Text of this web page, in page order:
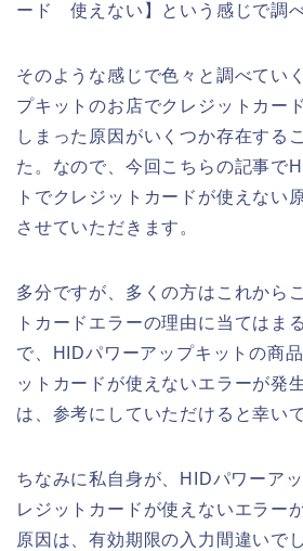
ード 使えない】という感じで調べ
そのような感じで色々と調べてい
プキットのお店でクレジットカー
しまった原因がいくつか存在する
た。なので、今回こちらの記事で
トでクレジットカードが使えない
させていただきます。
多分ですが、多くの方はこれから
トカードエラーの理由に当てはま
で、HIDパワーアップキットの商
ットカードが使えないエラーが発
は、参考にしていただけると幸いで
ちなみに私自身が、HIDパワーア
レジットカードが使えないエラー
原因は、有効期限の入力間違いで